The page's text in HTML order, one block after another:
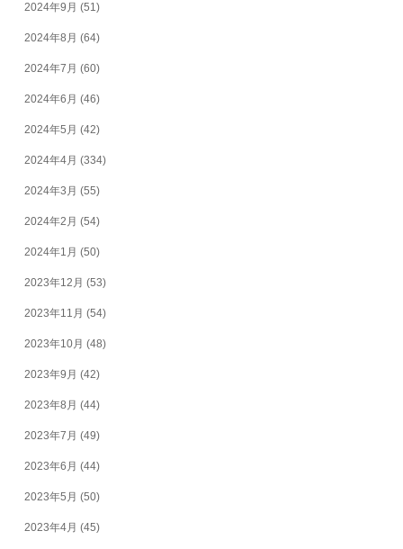
2024年9月 (51)
2024年8月 (64)
2024年7月 (60)
2024年6月 (46)
2024年5月 (42)
2024年4月 (334)
2024年3月 (55)
2024年2月 (54)
2024年1月 (50)
2023年12月 (53)
2023年11月 (54)
2023年10月 (48)
2023年9月 (42)
2023年8月 (44)
2023年7月 (49)
2023年6月 (44)
2023年5月 (50)
2023年4月 (45)